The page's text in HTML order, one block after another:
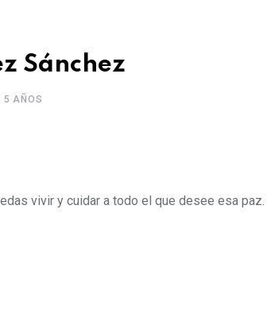
Sánchez
5 AÑOS
vivir y cuidar a todo el que desee esa paz.